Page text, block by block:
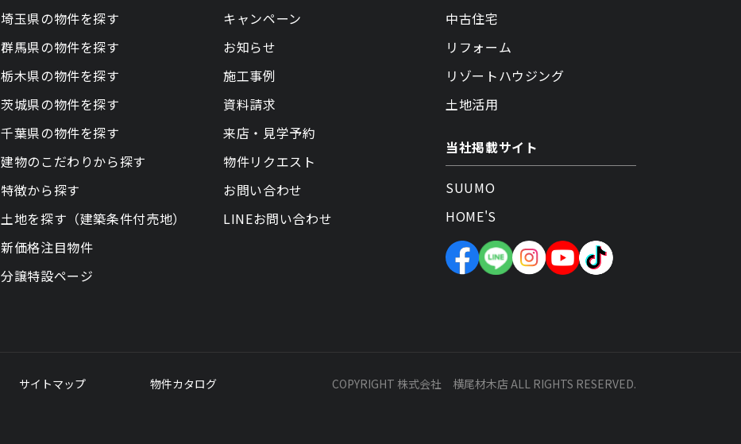
埼玉県の物件を探す
群馬県の物件を探す
栃木県の物件を探す
茨城県の物件を探す
千葉県の物件を探す
建物のこだわりから探す
特徴から探す
土地を探す（建築条件付売地）
新価格注目物件
分譲特設ページ
キャンペーン
お知らせ
施工事例
資料請求
来店・見学予約
物件リクエスト
お問い合わせ
LINEお問い合わせ
中古住宅
リフォーム
リゾートハウジング
土地活用
当社掲載サイト
SUUMO
HOME'S
サイトマップ 物件カタログ COPYRIGHT 株式会社 横尾材木店 ALL RIGHTS RESERVED.